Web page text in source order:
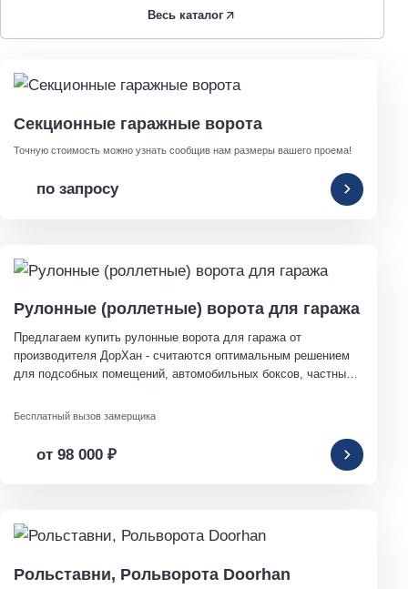
Весь каталог
Секционные гаражные ворота
Точную стоимость можно узнать сообщив нам размеры вашего проема!
по запросу
Рулонные (роллетные) ворота для гаража
Предлагаем купить рулонные ворота для гаража от
производителя ДорХан - считаются оптимальным решением
для подсобных помещений, автомобильных боксов, частных
промышленных объектов.
Бесплатный вызов замерщика
от 98 000₽
Рольставни, Рольворота Doorhan